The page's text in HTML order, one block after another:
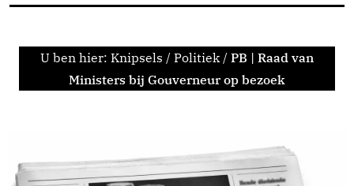
U ben hier: Knipsels / Politiek / PB | Raad van
Ministers bij Gouverneur op bezoek